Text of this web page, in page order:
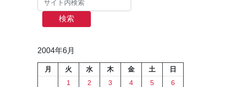
検索
2004年6月
月 火 水 木 金 土
日
1
2 3 4 5
6